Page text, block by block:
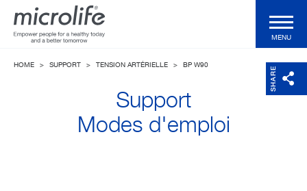
Produits professionnels
MENU
SHARE
HOME > SUPPORT > TENSION ARTÉRIELLE > BP W90
Support
Modes d'emploi